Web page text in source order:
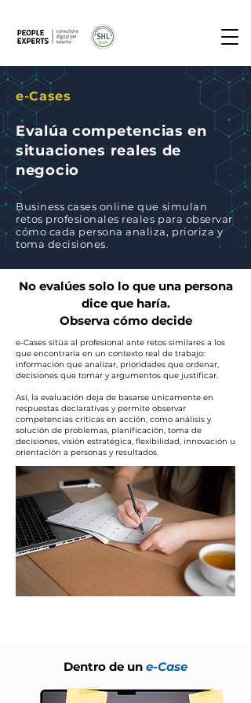
e-Cases
Evalúa competencias en
situaciones reales de
negocio
Business cases online que simulan
retos profesionales reales para observar
cómo cada persona analiza, prioriza y
toma decisiones.
No evalúes solo lo que una persona
dice que haría.
Observa cómo decide
e-Cases sitúa al profesional ante retos similares a los
que encontraría en un contexto real de trabajo:
información que analizar, prioridades que ordenar,
decisiones que tomar y argumentos que justificar.
Así, la evaluación deja de basarse únicamente en
respuestas declarativas y permite observar
competencias críticas en acción, como análisis y
solución de problemas, planificación, toma de
decisiones, visión estratégica, flexibilidad, innovación u
orientación a personas y resultados.
Dentro de un e-Case